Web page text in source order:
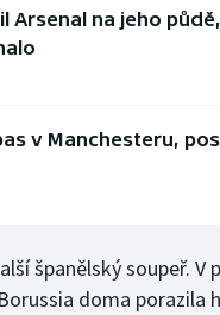
Arsenal na jeho
v Manchesteru,
španělský soupeř. V
doma porazila